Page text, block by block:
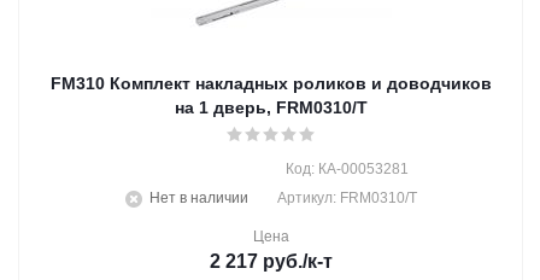
FM310 Комплект накладных роликов и доводчиков
на 1 дверь, FRM0310/T
Нет в наличии
Код: КА-00053281
Артикул: FRM0310/T
Цена
2 217 руб./к-т